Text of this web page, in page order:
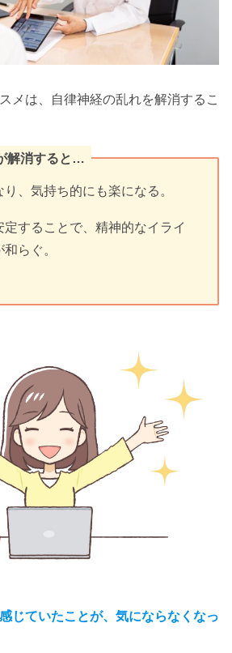
メは、自律神経の乱れを解消するこ
解消すると…
、気持ち的にも楽になる。
定することで、精神的なイライ
らぐ。
じていたことが、気にならなくなっ